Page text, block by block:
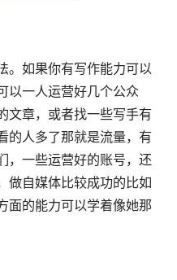
。如果你有写作能力可以
以一人运营好几个公众
文章，或者找一些写手有
的人多了那就是流量，有
，一些运营好的账号，还
做自媒体比较成功的比如
面的能力可以学着像她那